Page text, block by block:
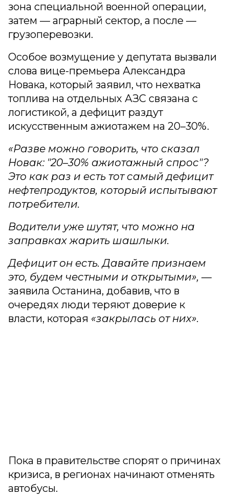
зона специальной военной операции,
затем — аграрный сектор, а после —
грузоперевозки.
Особое возмущение у депутата вызвали
слова вице-премьера Александра
Новака, который заявил, что нехватка
топлива на отдельных АЗС связана с
логистикой, а дефицит раздут
искусственным ажиотажем на 20–30%.
«Разве можно говорить, что сказал
Новак: "20–30% ажиотажный спрос"?
Это как раз и есть тот самый дефицит
нефтепродуктов, который испытывают
потребители.
Водители уже шутят, что можно на
заправках жарить шашлыки.
Дефицит он есть. Давайте признаем
это, будем честными и открытыми», —
заявила Останина, добавив, что в
очередях люди теряют доверие к
власти, которая «закрылась от них».
Пока в правительстве спорят о причинах
кризиса, в регионах начинают отменять
автобусы.